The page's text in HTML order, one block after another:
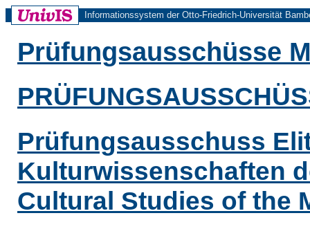
Informationssystem der Otto-Friedrich-Universität
Prüfungsausschüsse
Prüfungsausschuss
Kulturwissenschaften
Cultural Studies of the